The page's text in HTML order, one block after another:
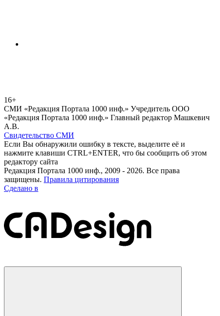
16+
СМИ «Редакция Портала 1000 инф.» Учредитель ООО
«Редакция Портала 1000 инф.» Главный редактор Машкевич
А.В.
Свидетельство СМИ
Если Вы обнаружили ошибку в тексте, выделите её и
нажмите клавиши CTRL+ENTER, что бы сообщить об этом
редактору сайта
Редакция Портала 1000 инф., 2009 - 2026. Все права
защищены. Правила цитирования
Сделано в